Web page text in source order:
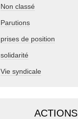
Non classé
Parutions
prises de position
solidarité
Vie syndicale
ACTIONS